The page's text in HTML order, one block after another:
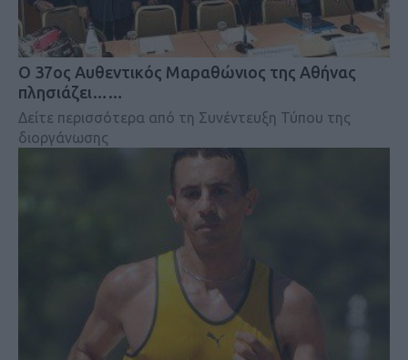
Ο 37ος Αυθεντικός Μαραθώνιος της Αθήνας
πλησιάζει……
Δείτε περισσότερα από τη Συνέντευξη Τύπου της
διοργάνωσης